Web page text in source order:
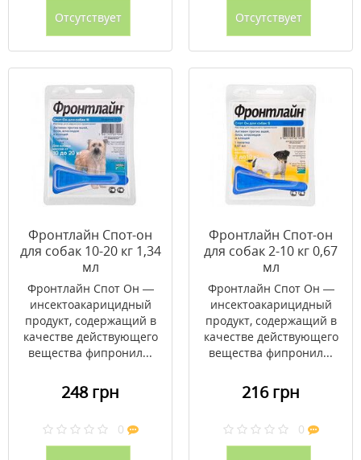
Отсутствует Отсутствует
Фронтлайн Спот-он
для собак 10-20 кг 1,34
мл
Фронтлайн Спот Он —
инсектоакарицидный
продукт, содержащий в
качестве действующего
вещества фипронил...
248 грн
0
Фронтлайн Спот-он
для собак 2-10 кг 0,67
мл
Фронтлайн Спот Он —
инсектоакарицидный
продукт, содержащий в
качестве действующего
вещества фипронил...
216 грн
0